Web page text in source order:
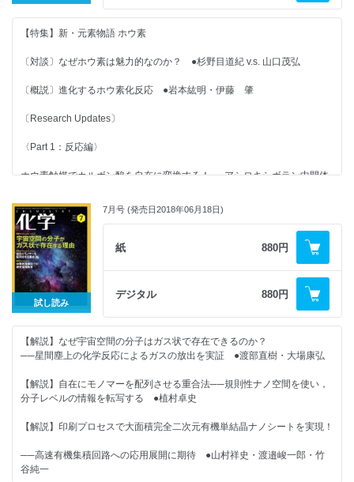
C-H酸化反応への超分子的アプローチ／不安定化学種を捕捉する／活性ラ
筋
＜最新のトピックス＞
ーボウルをいかに使うか？
◆誰も教えてくれない！有機化学の基本のキ（13）共鳴，ちゃんと描け
どうやって評価しているの？ ●野々村美宗
◆化学つれづれ草 （17）面白そうな研究テーマ？ ●田中一義
◆化学者のための哲学──哲学は化学を挑発する（9）化学は物理学に還
◆新聞に載った注目記事（7月）
◆編集室から
【2018年の化学】
＜注目の論文＞
光で簡単！ 表面パターニング／二酸化炭素と水素からギ酸をつくる
アルカリ（土類）金属水素化物でヒドリド還元!?／ヘテロ芳香環の位置選
択的官能基化／van der Waals 相互作用を活用した物質合成／芳香環C－
【特集】新・元素物語 ホウ素
〔対談〕なぜホウ素は魅力的なのか？ ●杉野目道紀 v.s. 山口茂弘
〔概説〕進化するホウ素化反応 ●岩本紘明・伊藤 肇
〔Research Updates〕
〈Part 1：反応編〉
ホウ素触媒でカルボン酸を自在に変換する！──アシロキシボラン中間体
鈴木-宮浦カップリング──ノーベル賞後の新展開 ●大村智通
〈Part 2：機能編〉
ホウ素化合物の構造化学──光・電子材料への可能性 ●田中直樹・山口
茂弘
医薬品におけるホウ素化合物の化学 ●中村浩之
【解説】磁石でつくる室温でも安定な世界最薄の有機分子膜──磁性3d電
子状態と分子π軌道との強固な結合 ●山田豊和・稲見栄一
★好評連載★
◆美しさは化学のおかげ！ コスメの化学（14）肌診断装置はどんなし
試し読み
7月号 (発売日2018年06月18日)
紙 880円
デジタル 880円
【解説】なぜ宇宙空間の分子はガス状で存在できるのか？
──星間塵上の化学反応によるガスの放出を実証 ●渡部直樹・大場康弘
【解説】自在にモノマーを配列させる重合法──規則性ナノ空間を使い，
分子レベルの情報を転写する ●植村卓史
【解説】印刷プロセスで大面積完全二次元有機単結晶ナノシートを実現！
──高速有機集積回路への応用展開に期待 ●山村祥史・渡邉峻一郎・竹
谷純一